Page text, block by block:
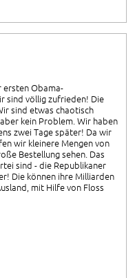
ersten Obama-
sind völlig zufrieden! Die
sind etwas chaotisch
kein Problem. Wir haben
zwei Tage später! Da wir
wir kleinere Mengen von
Bestellung sehen. Das
sind - die Republikaner
Die können ihre Milliarden
mit Hilfe von Floss